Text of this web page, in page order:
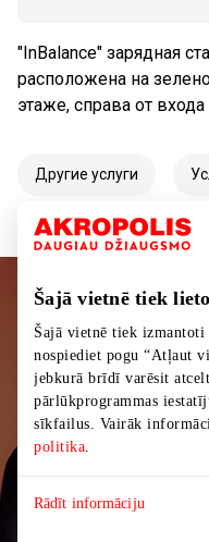
Šajā vietnē tiek
Šajā vietnē tiek
nospiediet pogu “Atļaut
jebkurā brīdī varēsit
pārlūkprogrammas
sīkfailus. Vairāk
politika.
Rādīt informāciju
"InBalance" зарядная
расположена на
этаже, справа от
Другие услуги
Узнайте
мероприятиях и